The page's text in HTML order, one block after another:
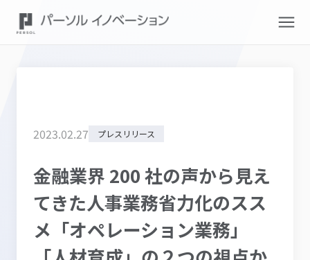
2023.02.27 プレスリリース
金融業界 200 社の声から見え
てきた人事業務省力化のスス
メ「オペレーション業務」